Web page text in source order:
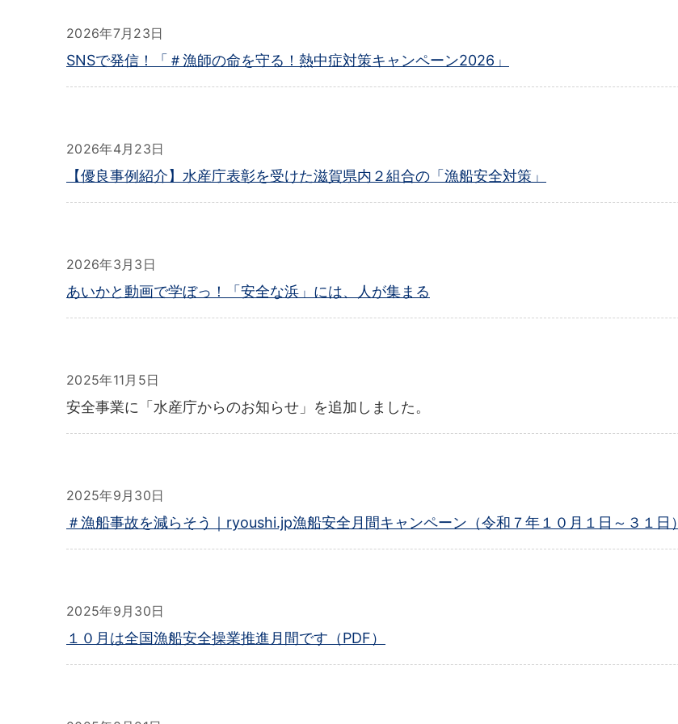
2026年7月23日
SNSで発信！「＃漁師の命を守る！熱中症対策キャンペーン2026」
2026年4月23日
【優良事例紹介】水産庁表彰を受けた滋賀県内２組合の「漁船安全対策」
2026年3月3日
あいかと動画で学ぼっ！「安全な浜」には、人が集まる
2025年11月5日
安全事業に「水産庁からのお知らせ」を追加しました。
2025年9月30日
＃漁船事故を減らそう｜ryoushi.jp漁船安全月間キャンペーン（令和７年１０月１日～３１日）
2025年9月30日
１０月は全国漁船安全操業推進月間です（PDF）